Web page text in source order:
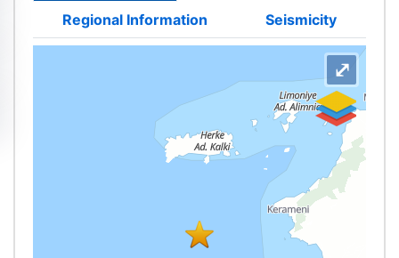
Regional Information Seismicity
⤢